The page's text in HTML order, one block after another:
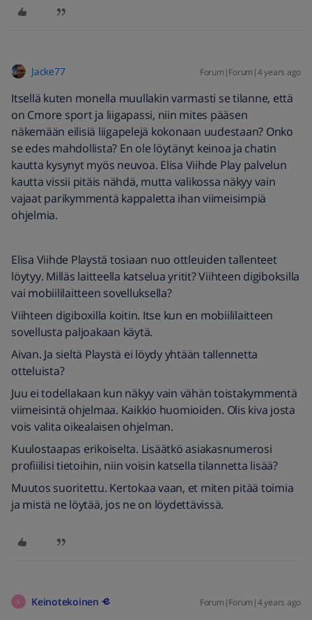
Jacke77 Forum|Forum|4 years ago
Itsellä kuten monella muullakin varmasti se tilanne, että
on Cmore sport ja liigapassi, niin mites pääsen
näkemään eilisiä liigapelejä kokonaan uudestaan? Onko
se edes mahdollista? En ole löytänyt keinoa ja chatin
kautta kysynyt myös neuvoa. Elisa Viihde Play palvelun
kautta vissii pitäis nähdä, mutta valikossa näkyy vain
vajaat parikymmentä kappaletta ihan viimeisimpiä
ohjelmia.
Elisa Viihde Playstä tosiaan nuo ottleuiden tallenteet
löytyy. Milläs laitteella katselua yritit? Viihteen digiboksilla
vai mobiililaitteen sovelluksella?
Viihteen digiboxilla koitin. Itse kun en mobiililaitteen
sovellusta paljoakaan käytä.
Aivan. Ja sieltä Playstä ei löydy yhtään tallennetta
otteluista?
Juu ei todellakaan kun näkyy vain vähän toistakymmentä
viimeisintä ohjelmaa. Kaikkio huomioiden. Olis kiva josta
vois valita oikealaisen ohjelman.
Kuulostaapas erikoiselta. Lisäätkö asiakasnumerosi
profiiilisi tietoihin, niin voisin katsella tilannetta lisää?
Muutos suoritettu. Kertokaa vaan, et miten pitää toimia
ja mistä ne löytää, jos ne on löydettävissä.
K Keinotekoinen Forum|Forum|4 years ago